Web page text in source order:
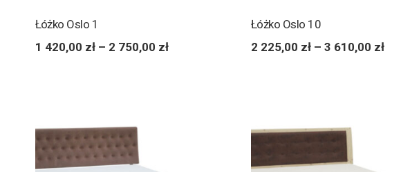
Łóżko Oslo 1
1 420,00 zł– 2 750,00 zł
Łóżko Oslo 10
2 225,00 zł – 3 610,00 zł